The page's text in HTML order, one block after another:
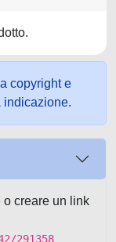
copyright e
indicazione.
creare un link
291358